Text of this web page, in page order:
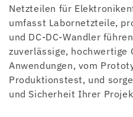
t
e
g
o
r
Netzteilen für
umfasst Labornetzteile,
und DC-DC-Wandler
zuverlässige, hochwertige
Anwendungen, vom
Produktionstest, und
und Sicherheit Ihrer